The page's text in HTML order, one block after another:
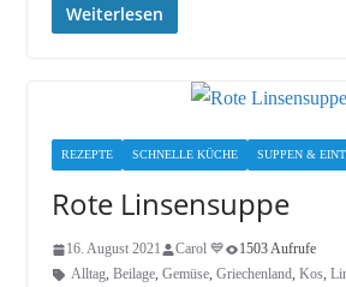
Weiterlesen
REZEPTE SCHNELLE KÜCHE SUPPEN &
Rote Linsensuppe
16. August 2021 Carol 💙
1503 Aufrufe
Alltag, Beilage, Gemüse, Griechenland, Kos,